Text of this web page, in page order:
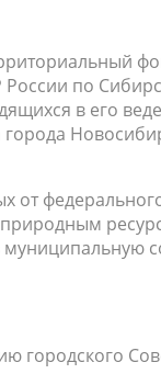
по
в его
от
городского